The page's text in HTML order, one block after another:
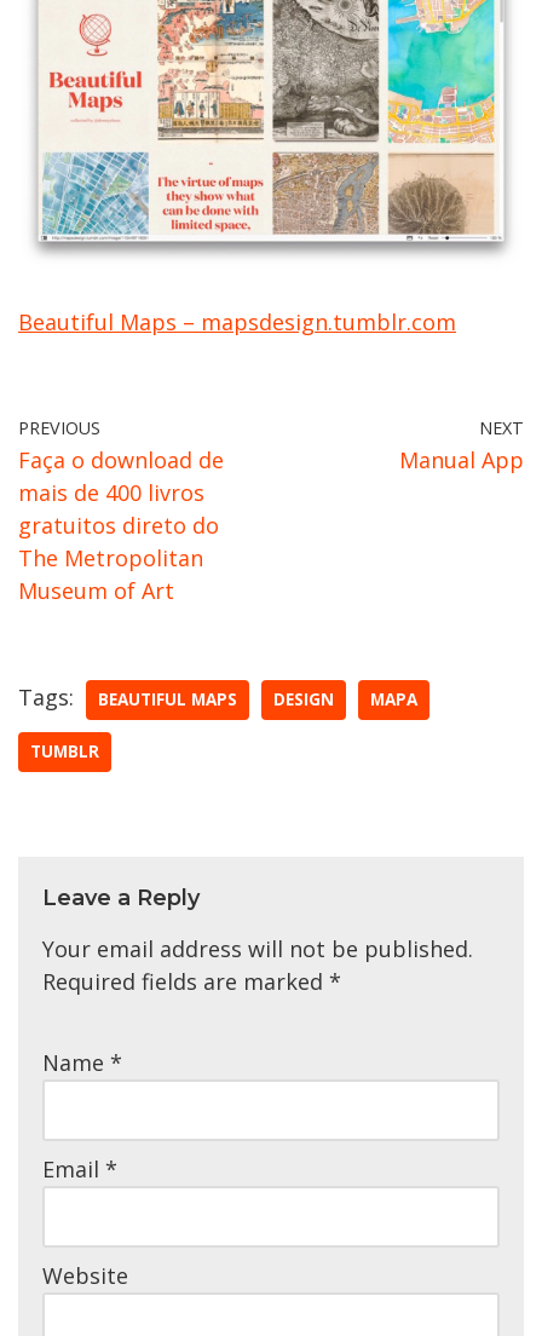
Beautiful Maps – mapsdesign.tumblr.com
PREVIOUS
Faça o download de
mais de 400 livros
gratuitos direto do
The Metropolitan
Museum of Art
NEXT
Manual App
Tags: BEAUTIFUL MAPS DESIGN MAPA
TUMBLR
Leave a Reply
Your email address will not be published.
Required fields are marked *
Name *
Email *
Website